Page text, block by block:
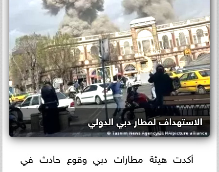
الاستهداف لمطار دبي الدولي
أكدت هيئة مطارات دبي وقوع حادث في